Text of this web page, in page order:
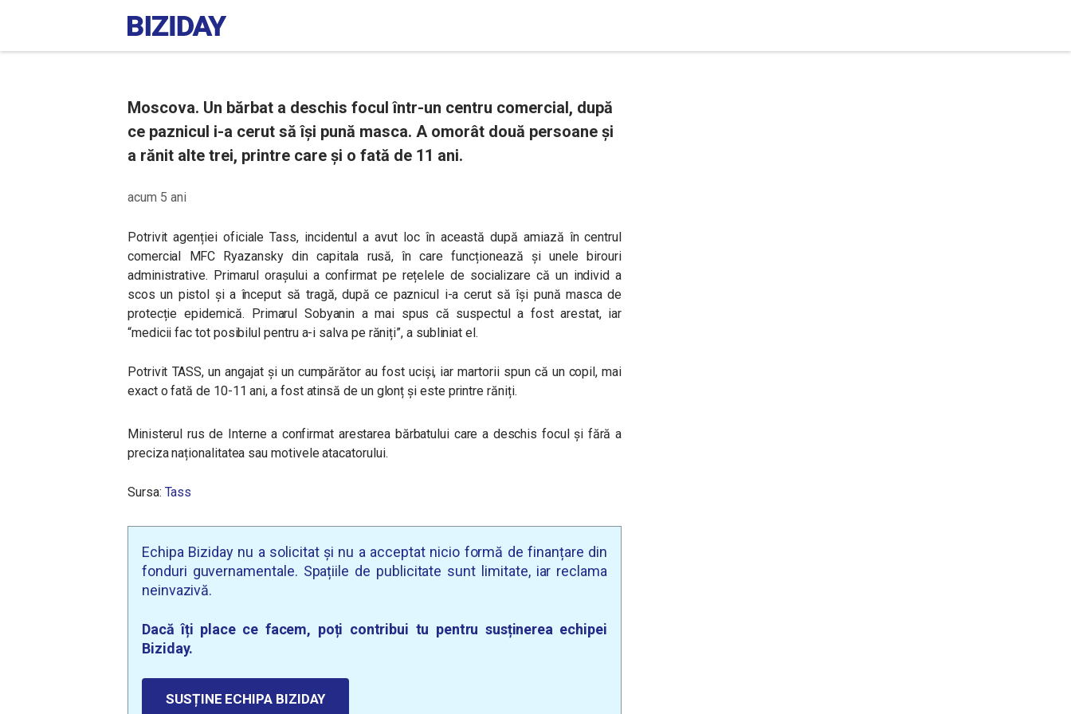
Moscova. Un bărbat a deschis focul într-un centru comercial, după
ce paznicul i-a cerut să își pună masca. A omorât două persoane și
a rănit alte trei, printre care și o fată de 11 ani.
acum 5 ani
Potrivit agenției oficiale Tass, incidentul a avut loc în această după amiază în centrul
comercial MFC Ryazansky din capitala rusă, în care funcționează și unele birouri
administrative. Primarul orașului a confirmat pe rețelele de socializare că un individ a
scos un pistol și a început să tragă, după ce paznicul i-a cerut să își pună masca de
protecție epidemică. Primarul Sobyanin a mai spus că suspectul a fost arestat, iar
“medicii fac tot posibilul pentru a-i salva pe răniți”, a subliniat el.
Potrivit TASS, un angajat și un cumpărător au fost uciși, iar martorii spun că un copil, mai
exact o fată de 10-11 ani, a fost atinsă de un glonț și este printre răniți.
Ministerul rus de Interne a confirmat arestarea bărbatului care a deschis focul și fără a
preciza naționalitatea sau motivele atacatorului.
Sursa: Tass
Echipa Biziday nu a solicitat și nu a acceptat nicio formă de finanțare din
fonduri guvernamentale. Spațiile de publicitate sunt limitate, iar reclama
neinvazivă.
Dacă îți place ce facem, poți contribui tu pentru susținerea echipei
Biziday.
SUSȚINE ECHIPA BIZIDAY